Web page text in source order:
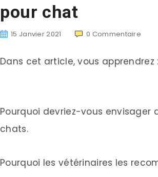
pour chat
15 Janvier 2021 0 Commentaire
Dans cet article, vous apprendrez :
Pourquoi devriez-vous envisager
chats.
Pourquoi les vétérinaires les